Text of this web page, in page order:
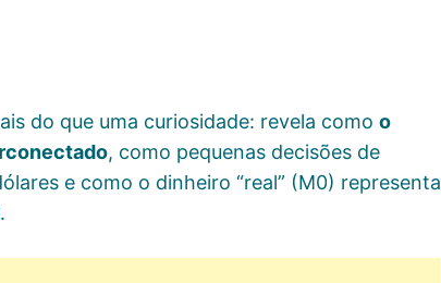
do que uma curiosidade: revela como o
, como pequenas decisões de
e como o dinheiro “real” (M0) representa